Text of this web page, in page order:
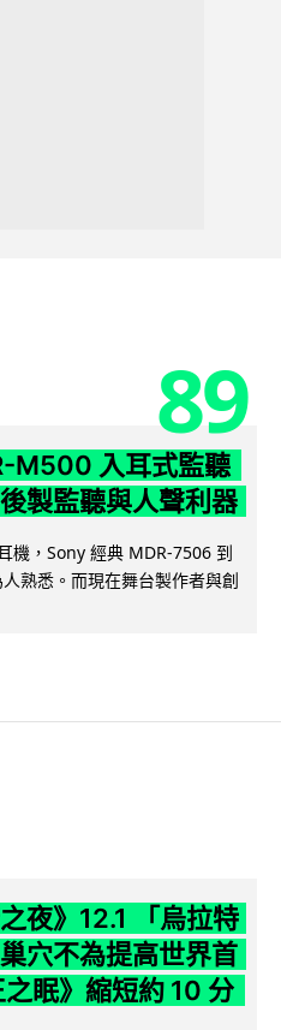
89
M500 入耳式監聽
製監聽與人聲利器
機，Sony 經典 MDR-7506 到
熟悉。而現在舞台製作者與創
夜》12.1 「烏拉特
穴不為提高世界首
眠》縮短約 10 分